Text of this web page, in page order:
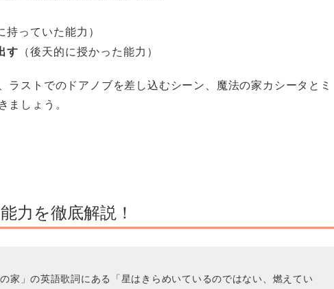
持っていた能力）
す （後天的に授かった能力）
ラストでのドアノブを差し込むシーン、魔法の家カシータとミ
ましょう。
力を徹底解説！
家」の英語歌詞にある「星はきらめいているのではない、燃えてい